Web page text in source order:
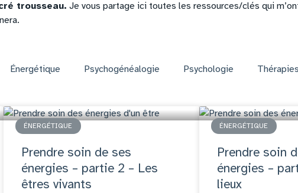
trousseau. Je vous partage ici toutes les ressources/clés qui
Énergétique Psychogénéalogie Psychologie Thérapies
ÉNERGÉTIQUE
Prendre soin de ses
énergies – partie 2 – Les
êtres vivants
ÉNERGÉTIQUE
Prendre soin
énergies –
lieux